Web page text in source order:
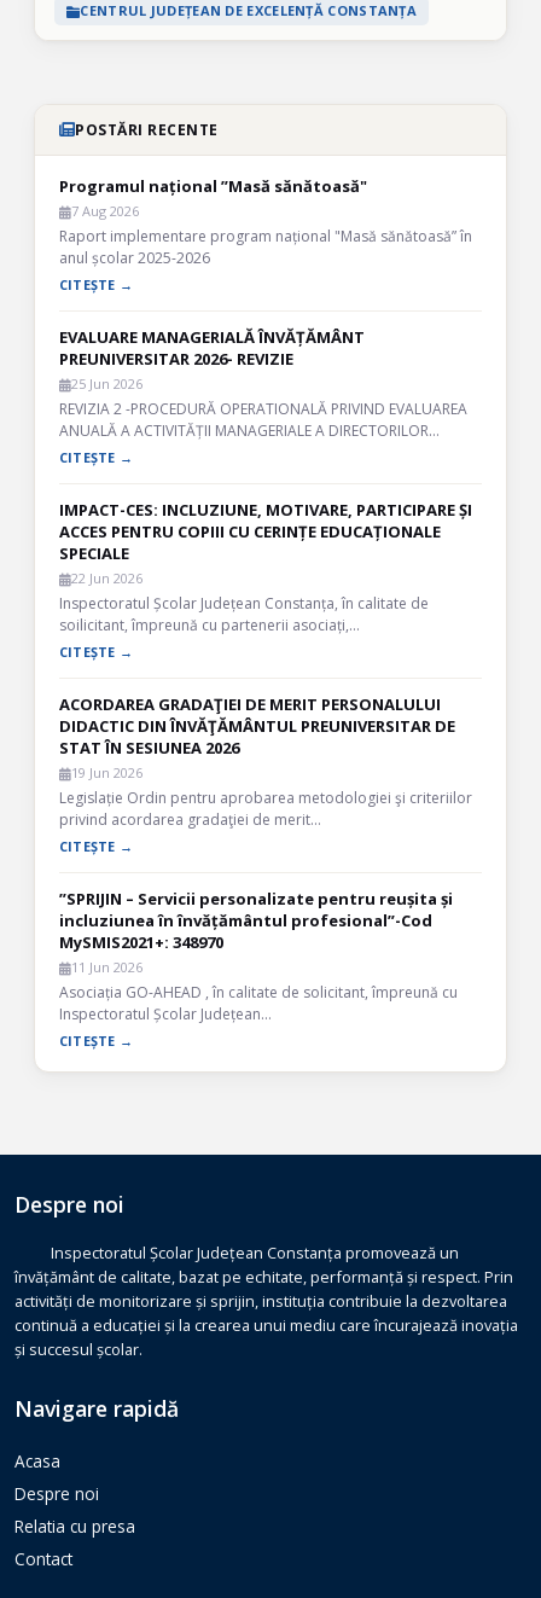
CENTRUL JUDEȚEAN DE EXCELENȚĂ CONSTANȚA
POSTĂRI RECENTE
Programul național ”Masă sănătoasă"
7 Aug 2026
Raport implementare program național "Masă sănătoasă” în
anul școlar 2025-2026
CITEȘTE →
EVALUARE MANAGERIALĂ ÎNVĂȚĂMÂNT
PREUNIVERSITAR 2026- REVIZIE
25 Jun 2026
REVIZIA 2 -PROCEDURĂ OPERATIONALĂ PRIVIND EVALUAREA
ANUALĂ A ACTIVITĂȚII MANAGERIALE A DIRECTORILOR…
CITEȘTE →
IMPACT-CES: INCLUZIUNE, MOTIVARE, PARTICIPARE ȘI
ACCES PENTRU COPIII CU CERINȚE EDUCAȚIONALE
SPECIALE
22 Jun 2026
Inspectoratul Școlar Județean Constanța, în calitate de
soilicitant, împreună cu partenerii asociați,…
CITEȘTE →
ACORDAREA GRADAŢIEI DE MERIT PERSONALULUI
DIDACTIC DIN ÎNVĂŢĂMÂNTUL PREUNIVERSITAR DE
STAT ÎN SESIUNEA 2026
19 Jun 2026
Legislație Ordin pentru aprobarea metodologiei şi criteriilor
privind acordarea gradaţiei de merit…
CITEȘTE →
”SPRIJIN – Servicii personalizate pentru reușita și
incluziunea în învățământul profesional”-Cod
MySMIS2021+: 348970
11 Jun 2026
Asociația GO-AHEAD , în calitate de solicitant, împreună cu
Inspectoratul Școlar Județean…
CITEȘTE →
Despre noi
Inspectoratul Școlar Județean Constanța promovează un
învățământ de calitate, bazat pe echitate, performanță și respect. Prin
activități de monitorizare și sprijin, instituția contribuie la dezvoltarea
continuă a educației și la crearea unui mediu care încurajează inovația
și succesul școlar.
Navigare rapidă
Acasa
Despre noi
Relatia cu presa
Contact